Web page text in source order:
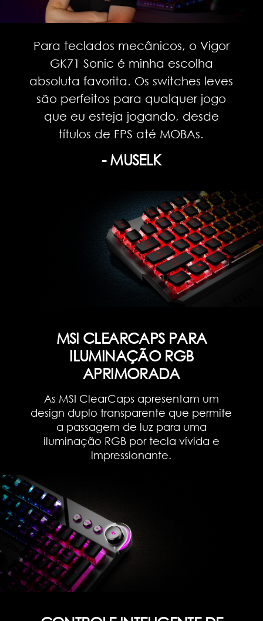
Para teclados mecânicos, o Vigor
GK71 Sonic é minha escolha
absoluta favorita. Os switches leves
são perfeitos para qualquer jogo
que eu esteja jogando, desde
títulos de FPS até MOBAs.
- MUSELK
MSI CLEARCAPS PARA
ILUMINAÇÃO RGB
APRIMORADA
As MSI ClearCaps apresentam um
design duplo transparente que permite
a passagem de luz para uma
iluminação RGB por tecla vívida e
impressionante.